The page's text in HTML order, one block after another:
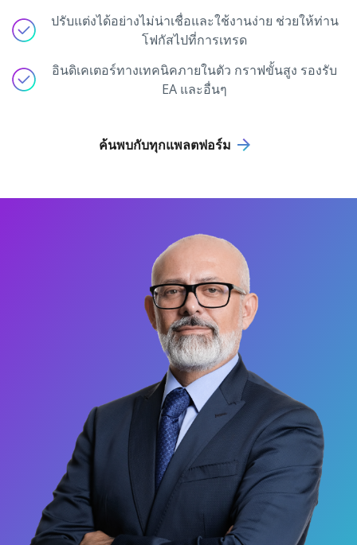
ปรับแต่งได้อย่างไม่น่าเชื่อและใช้งานง่าย ช่วยให้ท่าน
โฟกัสไปที่การเทรด
อินดิเคเตอร์ทางเทคนิคภายในตัว กราฟขั้นสูง รองรับ
EA และอื่นๆ
ค้นพบกับทุกแพลตฟอร์ม